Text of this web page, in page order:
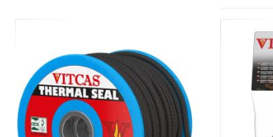
repuesto
para
cuerdas